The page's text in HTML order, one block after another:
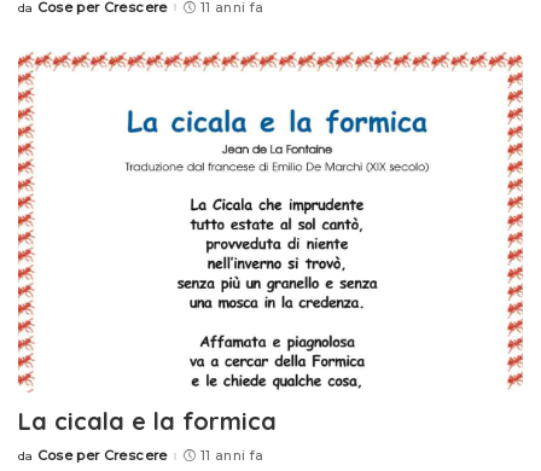
Posted
da Cose per Crescere 11 anni fa
La cicala e la formica
Posted
da Cose per Crescere 11 anni fa